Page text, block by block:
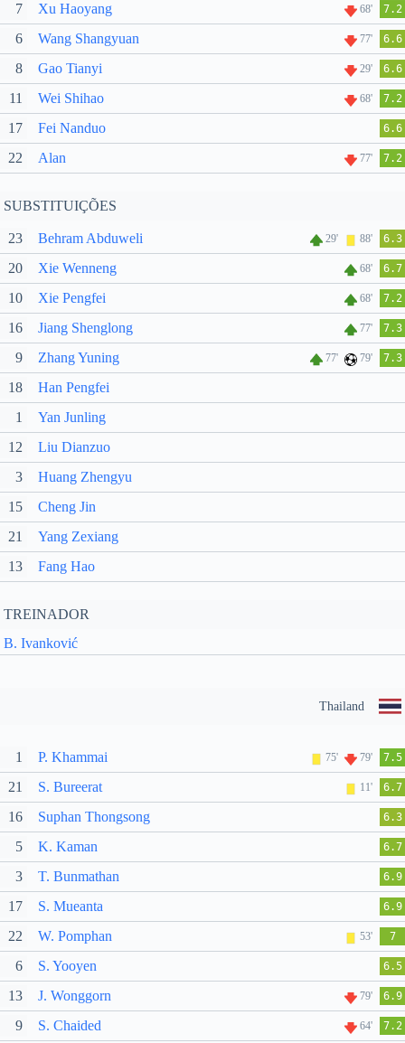
7 Xu Haoyang 68' 7.2
6 Wang Shangyuan 77' 6.6
8 Gao Tianyi 29' 6.6
11 Wei Shihao 68' 7.2
17 Fei Nanduo 6.6
22 Alan 77' 7.2
SUBSTITUIÇÕES
23 Behram Abduweli 29' 88' 6.3
20 Xie Wenneng 68' 6.7
10 Xie Pengfei 68' 7.2
16 Jiang Shenglong 77' 7.3
9 Zhang Yuning 77' 79' 7.3
18
Han Pengfei
1
Yan Junling
12
Liu Dianzuo
3
Huang Zhengyu
15
Cheng Jin
21
Yang Zexiang
13
Fang Hao
TREINADOR
B. Ivanković
Thailand
1 P. Khammai 75' 79' 7.5
21 S. Bureerat 11' 6.7
16 Suphan Thongsong 6.3
5 K. Kaman 6.7
3 T. Bunmathan 6.9
17 S. Mueanta 6.9
22 W. Pomphan 53' 7
6 S. Yooyen 6.5
13 J. Wonggorn 79' 6.9
9 S. Chaided 64' 7.2